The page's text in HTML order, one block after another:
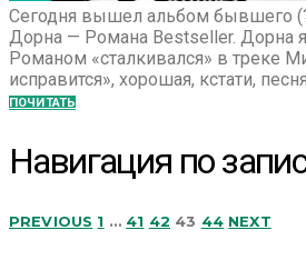
Сегодня вышел альбом бывшего
Дорна — Романа Bestseller. Дорна
Романом «сталкивался» в треке
исправится», хорошая, кстати,
ПОЧИТАТЬ
Навигация по
PREVIOUS 1 … 41 42 43 44 NEXT